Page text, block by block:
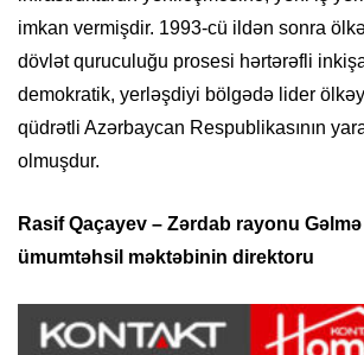
imkan vermişdir. 1993-cü ildən sonra
dövlət quruculuğu prosesi hərtərəfli
demokratik, yerləşdiyi bölgədə lider
qüdrətli Azərbaycan Respublikasının
olmuşdur.
Rasif Qaçayev – Zərdab rayonu
ümumtəhsil məktəbinin direktoru